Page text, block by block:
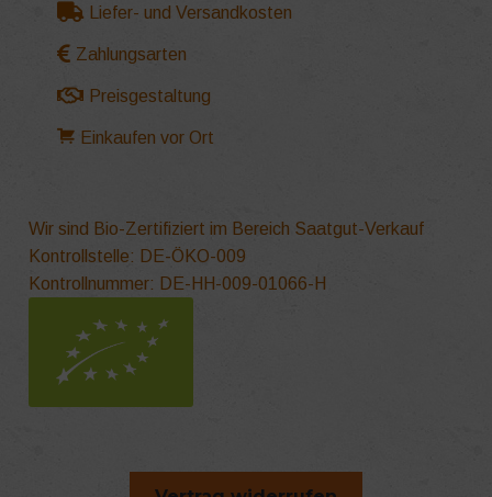
Liefer- und Versandkosten
Zahlungsarten
Preisgestaltung
Einkaufen vor Ort
Wir sind Bio-Zertifiziert im Bereich Saatgut-Verkauf
Kontrollstelle: DE-ÖKO-009
Kontrollnummer: DE-HH-009-01066-H